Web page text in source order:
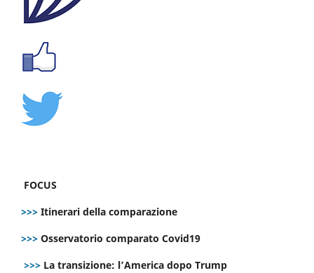
FOCUS
>>> Itinerari della comparazione
>>> Osservatorio comparato Covid19
>>> La transizione: l’America dopo Trump